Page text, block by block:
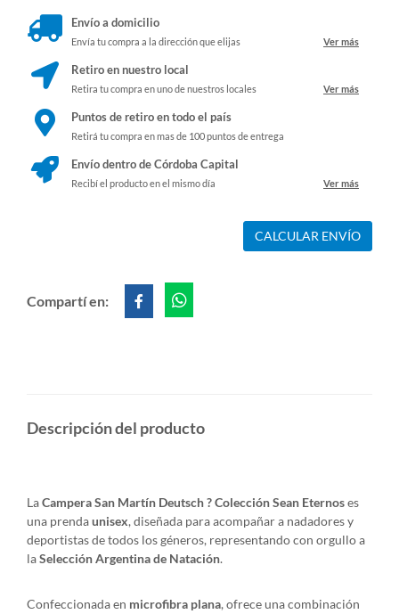
Envío a domicilio
Envía tu compra a la dirección que elijas Ver más
Retiro en nuestro local
Retira tu compra en uno de nuestros locales Ver más
Puntos de retiro en todo el país
Retirá tu compra en mas de 100 puntos de entrega
Envío dentro de Córdoba Capital
Recibí el producto en el mismo día Ver más
CALCULAR ENVÍO
Compartí en:
Descripción del producto
LaCampera San Martín Deutsch ? Colección Sean Eternoses
una prendaunisex, diseñada para acompañar a nadadores y
deportistas de todos los géneros, representando con orgullo a
laSelección Argentina de Natación.
Confeccionada en microfibra plana, ofrece una combinación